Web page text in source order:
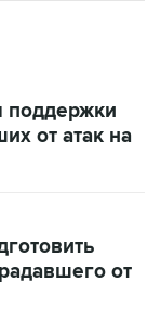
поддержки
от атак на
от